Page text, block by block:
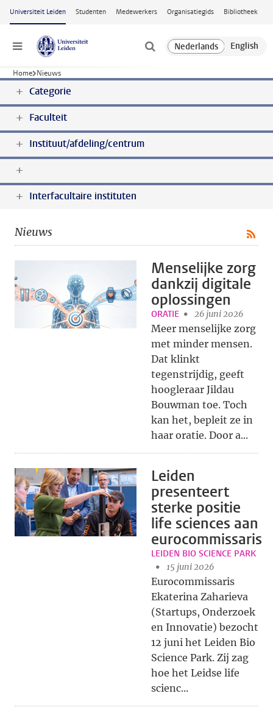
Ga naar hoofdinhoud
Universiteit Leiden Studenten Medewerkers Organisatiegids Bibliotheek
Menu
Home Nieuws
Categorie
Faculteit
Instituut/afdeling/centrum
Interfacultaire instituten
Nieuws
Menselijke zorg
dankzij digitale
oplossingen
ORATIE 26 juni 2026
Meer menselijke zorg
met minder mensen.
Dat klinkt
tegenstrijdig, geeft
hoogleraar Jildau
Bouwman toe. Toch
kan het, bepleit ze in
haar oratie. Door a...
Leiden
presenteert
sterke positie
life sciences aan
eurocommissaris
LEIDEN BIO SCIENCE PARK
15 juni 2026
Eurocommissaris
Ekaterina Zaharieva
(Startups, Onderzoek
en Innovatie) bezocht
12 juni het Leiden Bio
Science Park. Zij zag
hoe het Leidse life
scienc...